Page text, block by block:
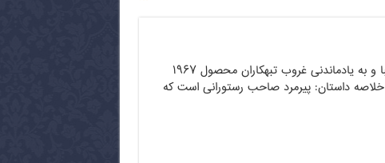
فیلم بسیار زیبا و به یادماندنی غروب تبهکاران محصول ۱۹۶۷
داستان: پیرمرد صاحب رستورانی است که